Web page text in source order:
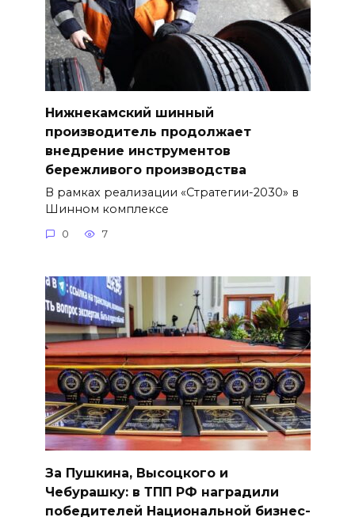
Нижнекамский шинный
производитель продолжает
внедрение инструментов
бережливого производства
В рамках реализации «Стратегии-2030» в
Шинном комплексе
0 7
За Пушкина, Высоцкого и
Чебурашку: в ТПП РФ наградили
победителей Национальной бизнес-